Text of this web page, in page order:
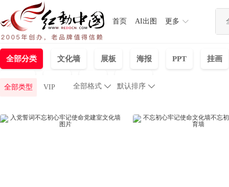
首页 AI出图 更多
全部分类 文化墙 展板 海报 PPT 挂画
视频 WORD
全部类型 VIP 
全部格式 默认排序 